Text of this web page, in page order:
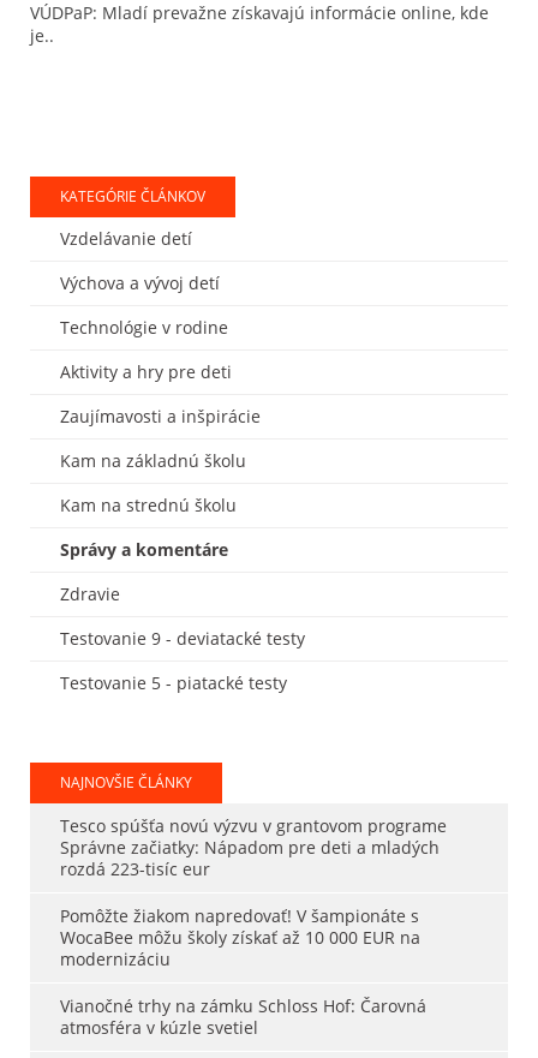
VÚDPaP: Mladí prevažne získavajú informácie online, kde
je..
KATEGÓRIE ČLÁNKOV
Vzdelávanie detí
Výchova a vývoj detí
Technológie v rodine
Aktivity a hry pre deti
Zaujímavosti a inšpirácie
Kam na základnú školu
Kam na strednú školu
Správy a komentáre
Zdravie
Testovanie 9 - deviatacké testy
Testovanie 5 - piatacké testy
NAJNOVŠIE ČLÁNKY
Tesco spúšťa novú výzvu v grantovom programe
Správne začiatky: Nápadom pre deti a mladých
rozdá 223-tisíc eur
Pomôžte žiakom napredovať! V šampionáte s
WocaBee môžu školy získať až 10 000 EUR na
modernizáciu
Vianočné trhy na zámku Schloss Hof: Čarovná
atmosféra v kúzle svetiel